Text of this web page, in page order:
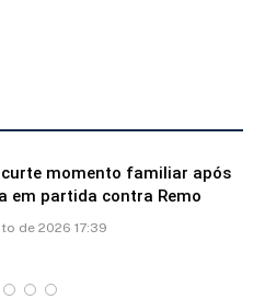
curte momento familiar após
em partida contra Remo
de 2026 17:39